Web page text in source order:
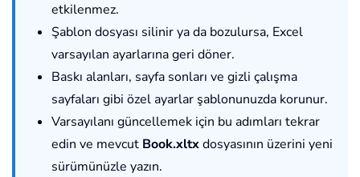
etkilenmez.
Şablon dosyası silinir ya da bozulursa, Excel
varsayılan ayarlarına geri döner.
Baskı alanları, sayfa sonları ve gizli çalışma
sayfaları gibi özel ayarlar şablonunuzda korunur.
Varsayılanı güncellemek için bu adımları tekrar
edin ve mevcut Book.xltxdosyasının üzerini yeni
sürümünüzle yazın.